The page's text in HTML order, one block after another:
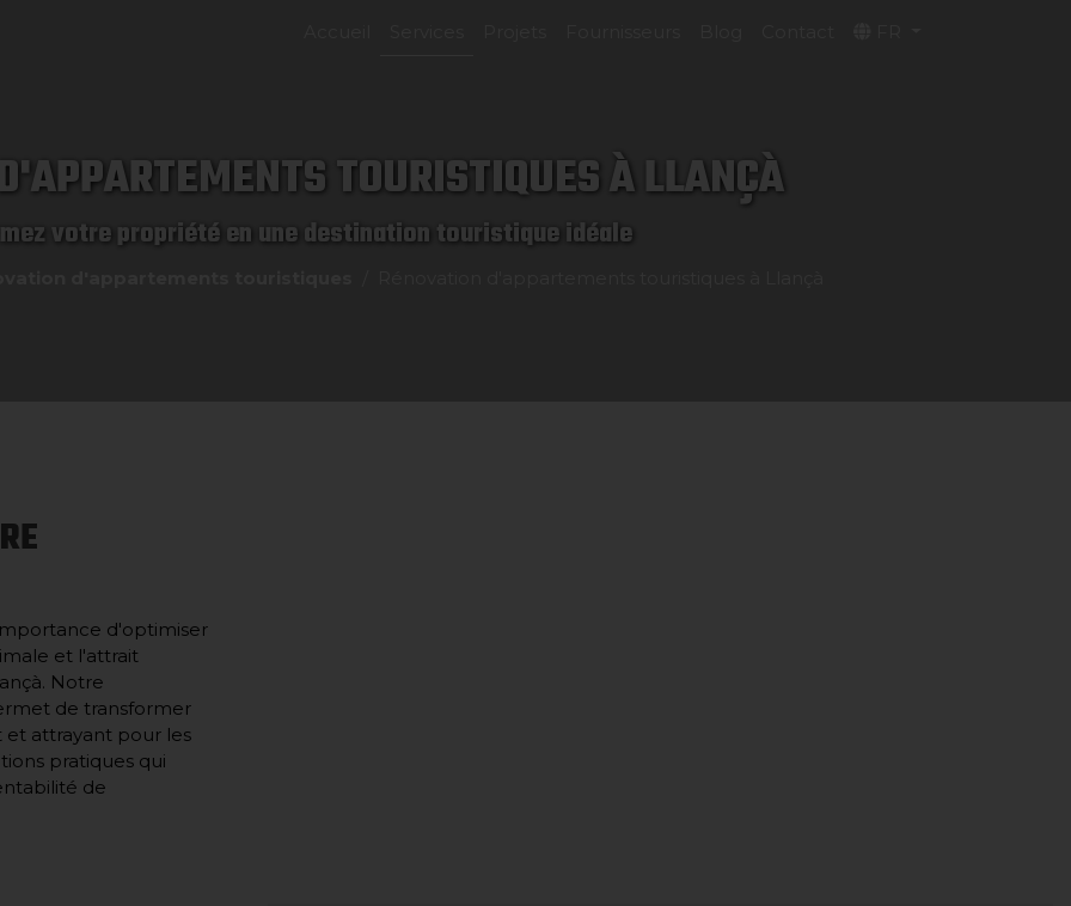
TOURISTIQUES À LLANÇÀ
votre propriété en une destination touristique idéale
d'optimiser
et l'attrait
Notre
de transformer
attrayant pour les
pratiques qui
de